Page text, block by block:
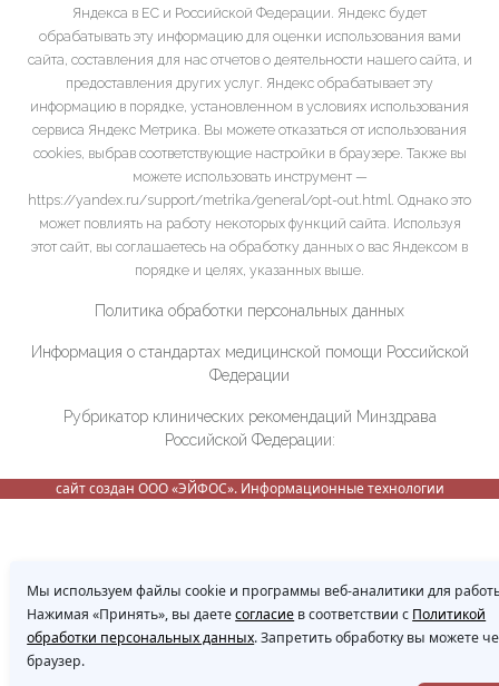
Яндекса в ЕС и Российской Федерации. Яндекс будет
обрабатывать эту информацию для оценки использования вами
сайта, составления для нас отчетов о деятельности нашего сайта, и
предоставления других услуг. Яндекс обрабатывает эту
информацию в порядке, установленном в условиях использования
сервиса Яндекс Метрика. Вы можете отказаться от использования
cookies, выбрав соответствующие настройки в браузере. Также вы
можете использовать инструмент —
https://yandex.ru/support/metrika/general/opt-out.html. Однако это
может повлиять на работу некоторых функций сайта. Используя
этот сайт, вы соглашаетесь на обработку данных о вас Яндексом в
порядке и целях, указанных выше.
Политика обработки персональных данных
Информация о стандартах медицинской помощи Российской
Федерации
Рубрикатор клинических рекомендаций Минздрава
Российской Федерации:
сайт создан ООО «ЭЙФОС». Информационные технологии
Мы используем файлы cookie и программы веб-аналитики для
Нажимая «Принять», вы даетесогласие в соответствии с Политикой
обработки персональных данных. Запретить обработку вы можете
браузер.